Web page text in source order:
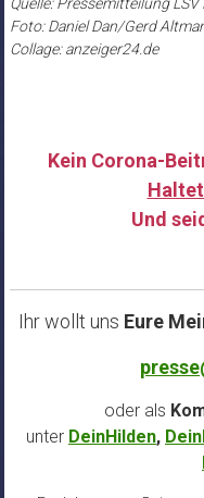
Foto: Daniel Dan/Gerd
Collage: anzeiger24.de
Kein Corona-
Und
Ihr wollt uns Eure
oder als
unter DeinHilden,